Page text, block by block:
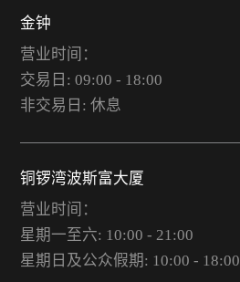
金钟
营业时间：
交易日: 09:00 - 18:00
非交易日: 休息
铜锣湾波斯富大厦
营业时间：
星期一至六: 10:00 - 21:00
星期日及公众假期: 10:00 - 18:00